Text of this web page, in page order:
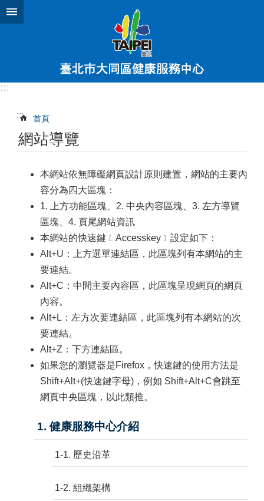
跳到主要內容區塊
:::
::: 首頁
網站導覽
本網站依無障礙網頁設計原則建置，網站的主要內
容分為四大區塊：
1. 上方功能區塊、2. 中央內容區塊、3. 左方導覽
區塊、4. 頁尾網站資訊
本網站的快速鍵﹝Accesskey﹞設定如下：
Alt+U：上方選單連結區，此區塊列有本網站的主
要連結。
Alt+C：中間主要內容區，此區塊呈現網頁的網頁
內容。
Alt+L：左方次要連結區，此區塊列有本網站的次
要連結。
Alt+Z：下方連結區。
如果您的瀏覽器是Firefox，快速鍵的使用方法是
Shift+Alt+(快速鍵字母)，例如 Shift+Alt+C會跳至
網頁中央區塊，以此類推。
1. 健康服務中心介紹
1-1. 歷史沿革
1-2. 組織架構